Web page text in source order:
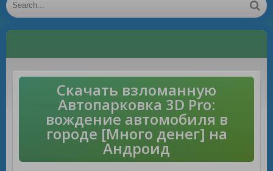
Скачать взломанную
Автопарковка 3D Pro:
вождение автомобиля в
городе [Много денег] на
Андроид